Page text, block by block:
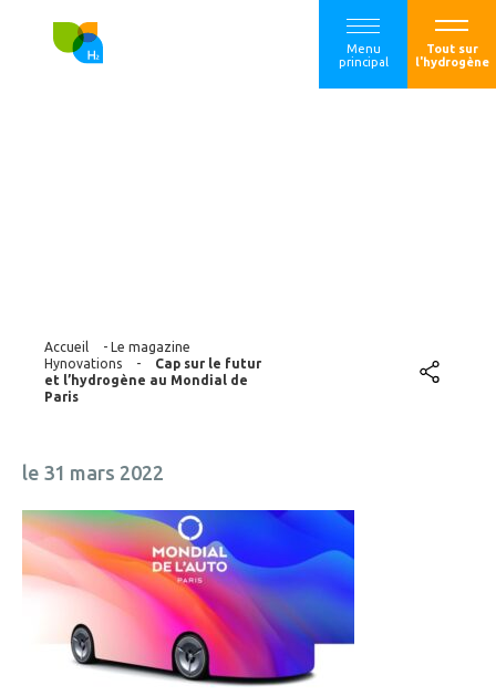
Menu
principal
Tout sur
l'hydrogène
Accueil - Le magazine
Hynovations
-
Cap sur le futur
et l’hydrogène au Mondial de
Paris
le 31 mars 2022